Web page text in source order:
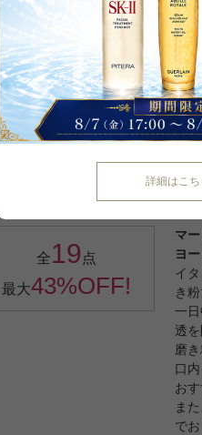
詳細はこち
マービス
全19 点
最大43%OFF!
マ
ヨ
イ
き粉
一
透
磨き
口
おす
ま
で